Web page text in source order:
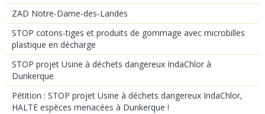
ZAD Notre-Dame-des-Landes
STOP cotons-tiges et produits de gommage avec microbilles
plastique en décharge
STOP projet Usine à déchets dangereux IndaChlor à
Dunkerque
Pétition : STOP projet Usine à déchets dangereux IndaChlor,
HALTE espèces menacées à Dunkerque !